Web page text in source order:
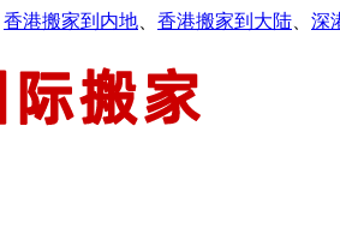
香港搬家到内地 香港搬家到大陆 深